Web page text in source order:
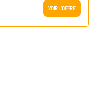
VOIR L'OFFRE